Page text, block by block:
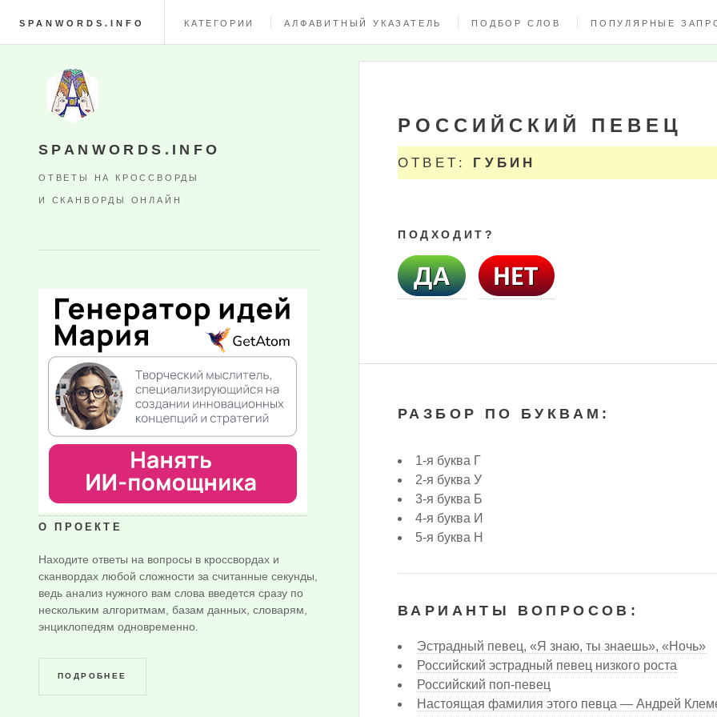
SPANWORDS.INFO КАТЕГОРИИ АЛФАВИТНЫЙ УКАЗАТЕЛЬ ПОДБОР СЛОВ ПОПУЛЯРНЫЕ
РОССИЙСКИЙ ПЕВЕЦ
ОТВЕТ: ГУБИН
ПОДХОДИТ?
РАЗБОР ПО БУКВАМ:
1-я буква Г
2-я буква У
3-я буква Б
4-я буква И
5-я буква Н
ВАРИАНТЫ ВОПРОСОВ:
Эстрадный певец, «Я знаю, ты знаешь», «Ночь»
Российский эстрадный певец низкого роста
Российский поп-певец
Настоящая фамилия этого певца — Андрей
SPANWORDS.INFO
ОТВЕТЫ НА КРОССВОРДЫ
И СКАНВОРДЫ ОНЛАЙН
О ПРОЕКТЕ
Находите ответы на вопросы в кроссвордах и
сканвордах любой сложности за считанные секунды,
ведь анализ нужного вам слова введется сразу по
нескольким алгоритмам, базам данных, словарям,
энциклопедям одновременно.
ПОДРОБНЕЕ